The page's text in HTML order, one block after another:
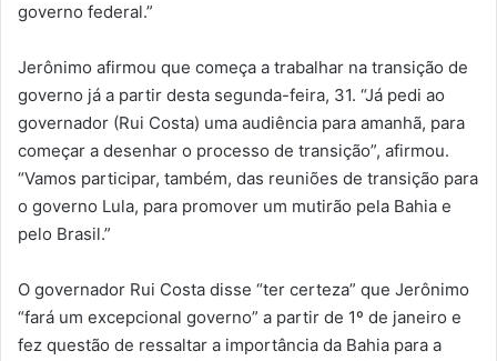
governo federal.”
Jerônimo afirmou que começa a trabalhar na transição de
governo já a partir desta segunda-feira, 31. “Já pedi ao
governador (Rui Costa) uma audiência para amanhã, para
começar a desenhar o processo de transição”, afirmou.
“Vamos participar, também, das reuniões de transição para
o governo Lula, para promover um mutirão pela Bahia e
pelo Brasil.”
O governador Rui Costa disse “ter certeza” que Jerônimo
“fará um excepcional governo” a partir de 1º de janeiro e
fez questão de ressaltar a importância da Bahia para a